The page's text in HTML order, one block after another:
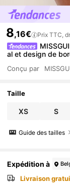
8,16€ Prix TTC,
al et design de
Conçu par
Taille
XS S
Guide des tailles
Expédition à
Livraison